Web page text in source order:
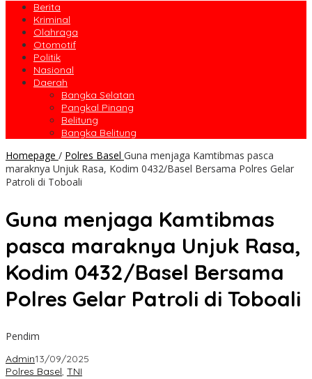
Berita
Kriminal
Olahraga
Otomotif
Politik
Nasional
Daerah
Bangka Selatan
Pangkal Pinang
Belitung
Bangka Belitung
Homepage / Polres Basel Guna menjaga Kamtibmas pasca
maraknya Unjuk Rasa, Kodim 0432/Basel Bersama Polres Gelar
Patroli di Toboali
Guna menjaga Kamtibmas
pasca maraknya Unjuk Rasa,
Kodim 0432/Basel Bersama
Polres Gelar Patroli di Toboali
Pendim
Admin13/09/2025
Polres Basel, TNI